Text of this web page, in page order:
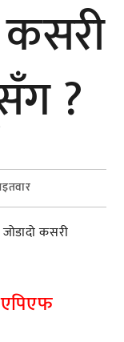
कसरी
?
एपिएफ